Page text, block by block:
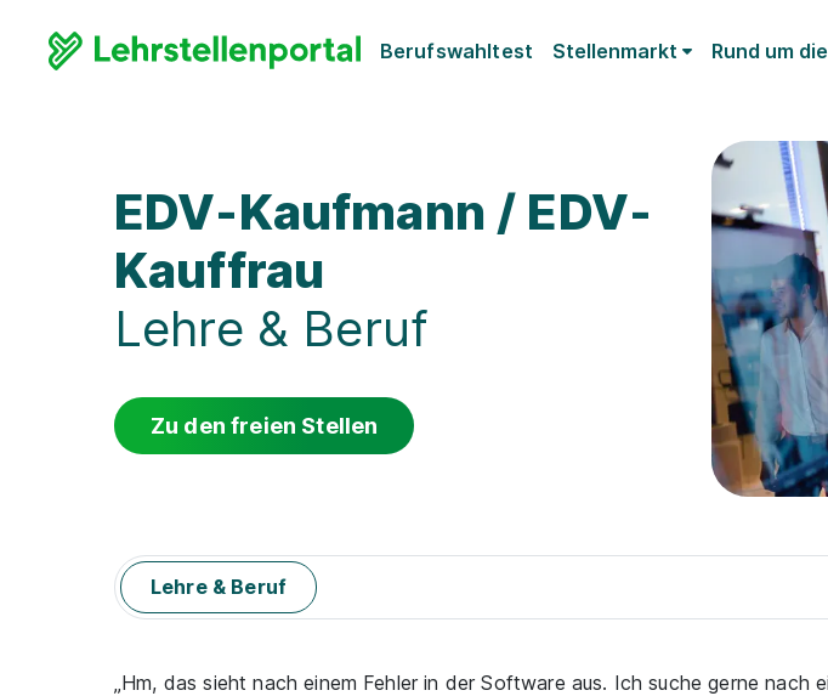
Berufswahltest Stellenmarkt Rund um
EDV-Kaufmann / EDV-
Kauffrau
Lehre & Beruf
Zu den freien Stellen
Lehre & Beruf
„Hm, das sieht nach einem Fehler in der Software aus. Ich suche gerne nach